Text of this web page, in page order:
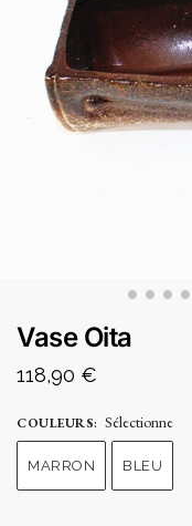
Vase Oita
118,90 €
COULEURS: Sélectionne
MARRON BLEU